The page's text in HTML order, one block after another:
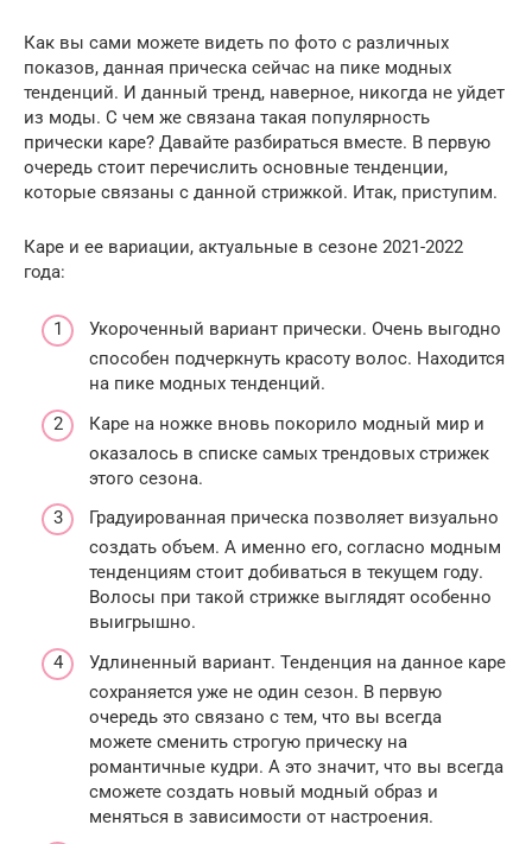
Как вы сами можете видеть по фото с различных
показов, данная прическа сейчас на пике модных
тенденций. И данный тренд, наверное, никогда не уйдет
из моды. С чем же связана такая популярность
прически каре? Давайте разбираться вместе. В первую
очередь стоит перечислить основные тенденции,
которые связаны с данной стрижкой. Итак, приступим.
Каре и ее вариации, актуальные в сезоне 2021-2022
года:
Укороченный вариант прически. Очень выгодно
способен подчеркнуть красоту волос. Находится
на пике модных тенденций.
Каре на ножке вновь покорило модный мир и
оказалось в списке самых трендовых стрижек
этого сезона.
Градуированная прическа позволяет визуально
создать объем. А именно его, согласно модным
тенденциям стоит добиваться в текущем году.
Волосы при такой стрижке выглядят особенно
выигрышно.
Удлиненный вариант. Тенденция на данное каре
сохраняется уже не один сезон. В первую
очередь это связано с тем, что вы всегда
можете сменить строгую прическу на
романтичные кудри. А это значит, что вы всегда
сможете создать новый модный образ и
меняться в зависимости от настроения.